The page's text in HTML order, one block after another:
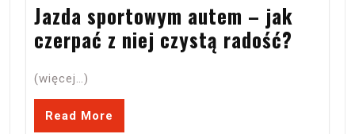
Jazda sportowym autem – jak
czerpać z niej czystą radość?
(więcej…)
Read More